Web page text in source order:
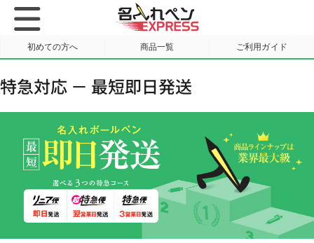
初めての方へ 商品一覧 ご利用ガイド
特急対応 － 最短即日発送